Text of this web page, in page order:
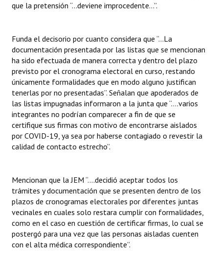
que la pretensión “…deviene improcedente…”.
Funda el decisorio por cuanto considera que “…La
documentación presentada por las listas que se mencionan
ha sido efectuada de manera correcta y dentro del plazo
previsto por el cronograma electoral en curso, restando
únicamente formalidades que en modo alguno justifican
tenerlas por no presentadas”. Señalan que apoderados de
las listas impugnadas informaron a la junta que “....varios
integrantes no podrían comparecer a fin de que se
certifique sus firmas con motivo de encontrarse aislados
por COVID-19, ya sea por haberse contagiado o revestir la
calidad de contacto estrecho”.
Mencionan que la JEM “….decidió aceptar todos los
trámites y documentación que se presenten dentro de los
plazos de cronogramas electorales por diferentes juntas
vecinales en cuales solo restara cumplir con formalidades,
como en el caso en cuestión de certificar firmas, lo cual se
postergó para una vez que las personas aisladas cuenten
con el alta médica correspondiente”.